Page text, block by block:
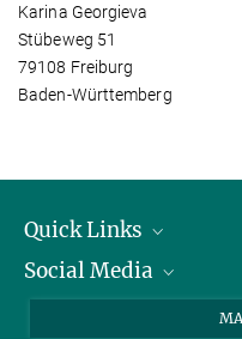
Karina Georgieva
Stübeweg 51
79108 Freiburg
Baden-Württemberg
Quick Links
Forschungsgruppen
Social Media